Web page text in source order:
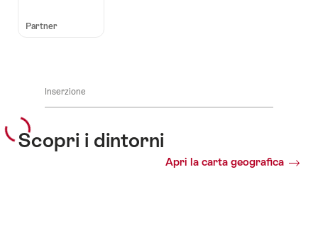
Partner
Inserzione
Scopri i dintorni
Apri la carta geografica